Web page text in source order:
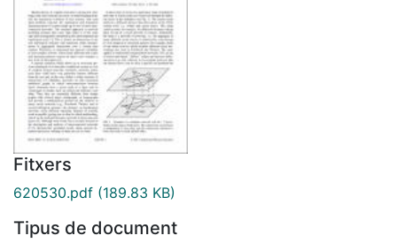
Fitxers
620530.pdf (189.83 KB)
Tipus de document